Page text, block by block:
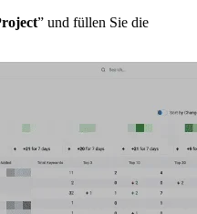
” und füllen Sie die